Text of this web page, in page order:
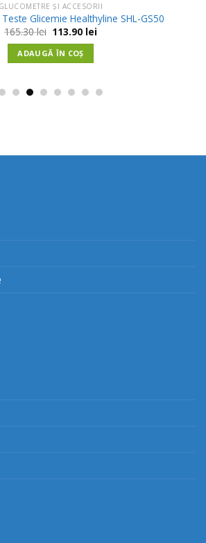
GLUCOMETRE ȘI ACCESORII
Glicemie Healthyline SHL-GS50
165.30lei Prețul
inițial
a
fost:
165.30 lei.
113.90 lei
ADAUGĂ ÎN COȘ